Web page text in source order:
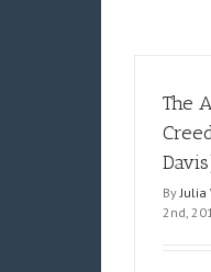
The
By Julia
2nd,